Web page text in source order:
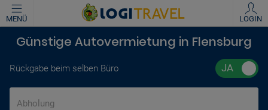
MENÜ LOGIN
Günstige Autovermietung in Flensburg
Rückgabe beim selben Büro
Abholung